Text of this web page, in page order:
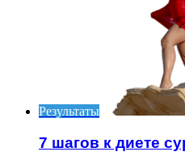
Результаты
7 шагов к диете